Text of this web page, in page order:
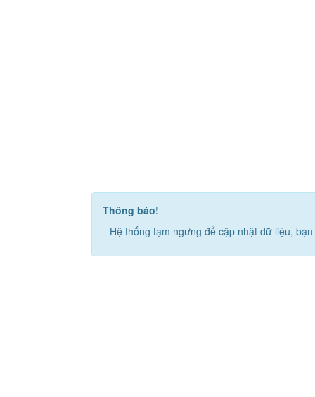
Thông báo!
Hệ thống tạm ngưng để cập nhật dữ liệu,